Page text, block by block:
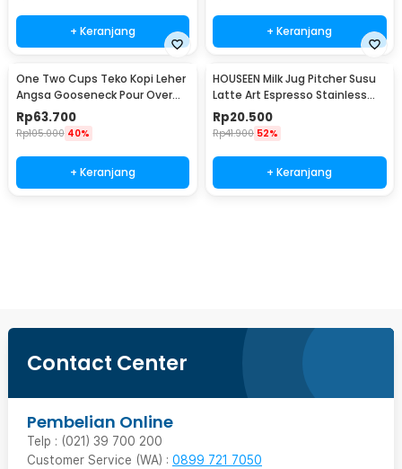
+ Keranjang + Keranjang
One Two Cups Teko Kopi Leher
Angsa Gooseneck Pour Over
Drip Kettle 350ml - AA049
Rp63.700
Rp105.000 40%
+ Keranjang
HOUSEEN Milk Jug Pitcher Susu
Latte Art Espresso Stainless
Steel 55ml - DL060
Rp20.500
Rp41.900 52%
+ Keranjang
Contact Center
Pembelian Online
Telp : (021) 39 700 200
Customer Service (WA) : 0899 721 7050